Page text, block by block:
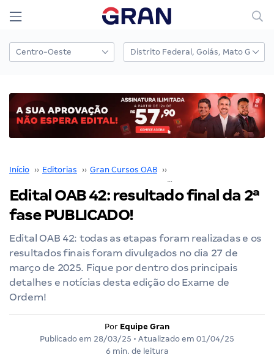
Início ›› Editorias ›› Gran Cursos OAB ››
Edital OAB 42: resultado final da 2ª
fase PUBLICADO!
Edital OAB 42: todas as etapas foram realizadas e os
resultados finais foram divulgados no dia 27 de
março de 2025. Fique por dentro dos principais
detalhes e notícias desta edição do Exame de
Ordem!
Por Equipe Gran
Publicado em 28/03/25 • Atualizado em 01/04/25
6 min. de leitura